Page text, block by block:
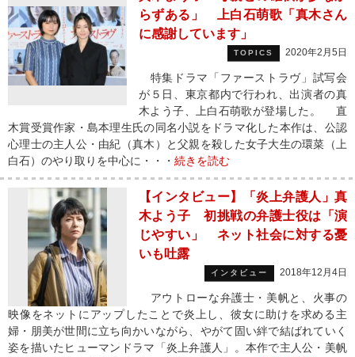
らずある」 上白石萌歌「真木さん
に感謝しています」
TOPICS 2020年2月5日
特集ドラマ「ファーストラヴ」試写会
が５日、東京都内で行われ、出演者の真
木よう子、上白石萌歌が登場した。 直
木賞受賞作家・島本理生氏の同名小説をドラマ化した本作は、公認
心理士の主人公・由紀（真木）と父親を殺した女子大生の環菜（上
白石）のやり取りを中心に・・・ 続きを読む
【インタビュー】「炎上弁護人」真
木よう子 初挑戦の弁護士役は「演
じやすい」 ネット社会に対する憂
いも吐露
インタビュー 2018年12月4日
アウトローな弁護士・美帆と、火事の
映像をネットにアップしたことで炎上し、彼女に助けを求める主
婦・朋美が世間に立ち向かいながら、やがて固い絆で結ばれていく
姿を描いたヒューマンドラマ「炎上弁護人」。本作で主人公・美帆